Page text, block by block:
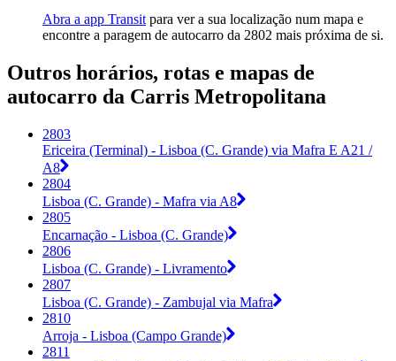
Abra a app Transit para ver a sua localização num mapa e
encontre a paragem de autocarro da 2802 mais próxima de si.
Outros horários, rotas e mapas de
autocarro da Carris Metropolitana
2803
Ericeira (Terminal) - Lisboa (C. Grande) via Mafra E A21 /
A8
2804
Lisboa (C. Grande) - Mafra via A8
2805
Encarnação - Lisboa (C. Grande)
2806
Lisboa (C. Grande) - Livramento
2807
Lisboa (C. Grande) - Zambujal via Mafra
2810
Arroja - Lisboa (Campo Grande)
2811